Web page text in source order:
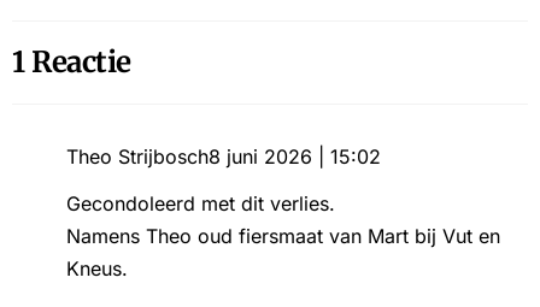
1 Reactie
Theo Strijbosch8 juni 2026 | 15:02
Gecondoleerd met dit verlies.
Namens Theo oud fiersmaat van Mart bij Vut en
Kneus.